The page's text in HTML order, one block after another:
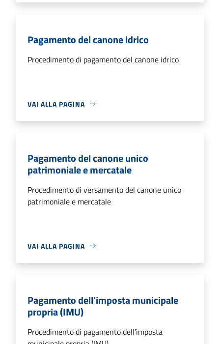
Pagamento del canone idrico
Procedimento di pagamento del canone idrico
VAI ALLA PAGINA
Pagamento del canone unico
patrimoniale e mercatale
Procedimento di versamento del canone unico
patrimoniale e mercatale
VAI ALLA PAGINA
Pagamento dell'imposta municipale
propria (IMU)
Procedimento di pagamento dell'imposta